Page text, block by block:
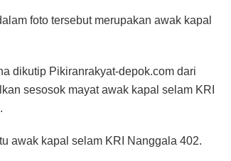
foto tersebut merupakan awak kapal
dikutip Pikiranrakyat-depok.com dari
sesosok mayat awak kapal selam KRI
awak kapal selam KRI Nanggala 402.